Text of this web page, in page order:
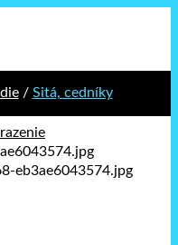
/ Sitá, cedníky